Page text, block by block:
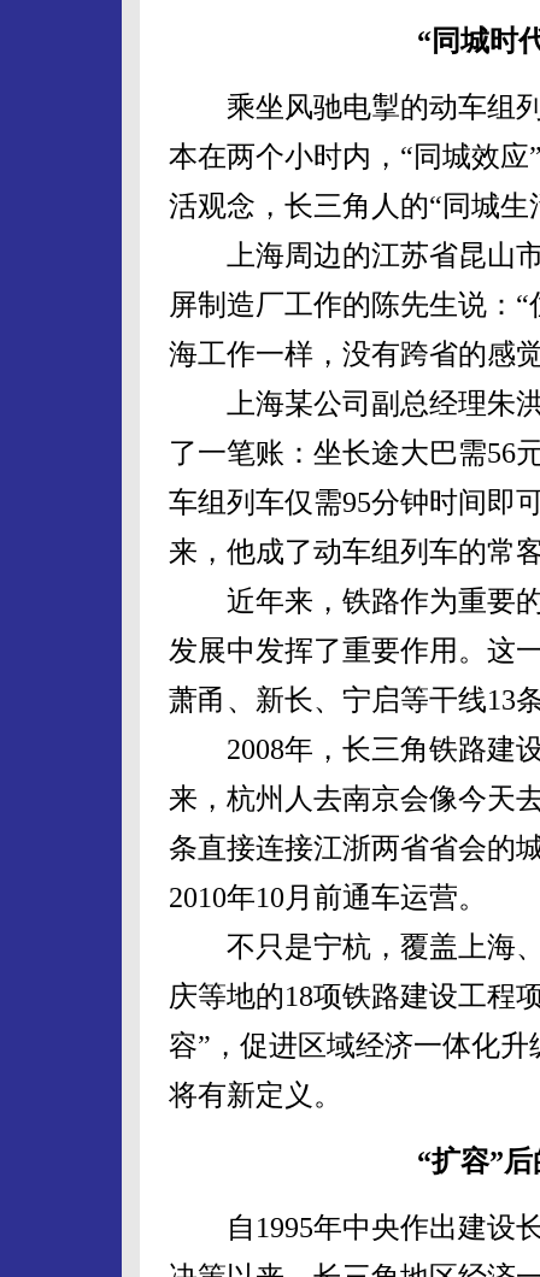
“同城时
乘坐风驰电掣的动车组列
本在两个小时内，“同城效
活观念，长三角人的“同城
上海周边的江苏省昆山市
屏制造厂工作的陈先生说：
海工作一样，没有跨省的感
上海某公司副总经理朱洪
了一笔账：坐长途大巴需56
车组列车仅需95分钟时间即
来，他成了动车组列车的常
近年来，铁路作为重要的
发展中发挥了重要作用。这
萧甬、新长、宁启等干线13
2008年，长三角铁路建设
来，杭州人去南京会像今天
条直接连接江浙两省省会的
2010年10月前通车运营。
不只是宁杭，覆盖上海、
庆等地的18项铁路建设工程
容”，促进区域经济一体化
将有新定义。
“扩容”
自1995年中央作出建设长